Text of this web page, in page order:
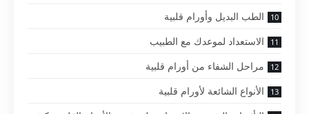
الطب البديل وأورام قلبية
الاستعداد لموعدك مع الطبيب
مراحل الشفاء من أورام قلبية
الأنواع الشائعة لأورام قلبية